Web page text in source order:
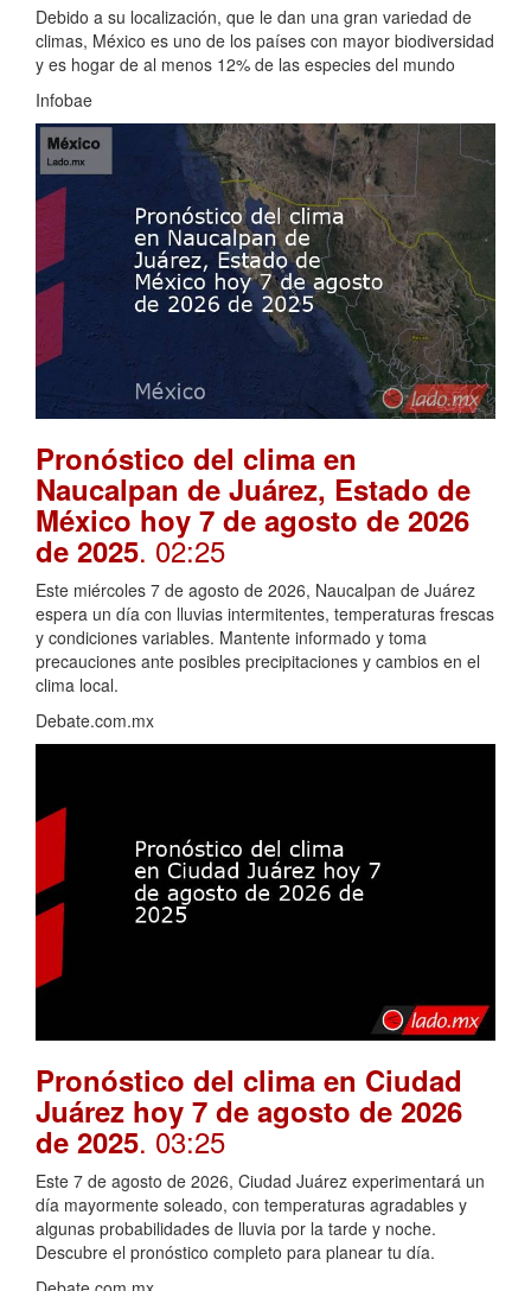
Debido a su localización, que le dan una gran variedad de
climas, México es uno de los países con mayor biodiversidad
y es hogar de al menos 12% de las especies del mundo
Infobae
Pronóstico del clima en
Naucalpan de Juárez, Estado de
México hoy 7 de agosto de 2026
de 2025. 02:25
Este miércoles 7 de agosto de 2026, Naucalpan de Juárez
espera un día con lluvias intermitentes, temperaturas frescas
y condiciones variables. Mantente informado y toma
precauciones ante posibles precipitaciones y cambios en el
clima local.
Debate.com.mx
Pronóstico del clima en Ciudad
Juárez hoy 7 de agosto de 2026
de 2025. 03:25
Este 7 de agosto de 2026, Ciudad Juárez experimentará un
día mayormente soleado, con temperaturas agradables y
algunas probabilidades de lluvia por la tarde y noche.
Descubre el pronóstico completo para planear tu día.